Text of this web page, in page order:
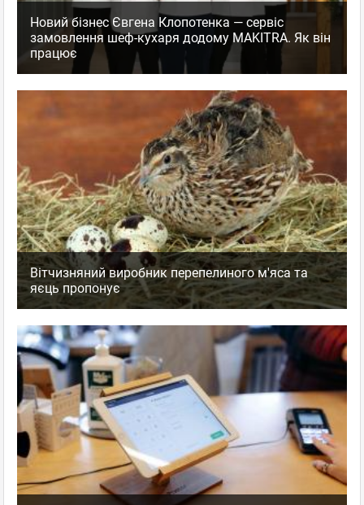
Новий бізнес Євгена Клопотенка — сервіс
замовлення шеф-кухаря додому MAKITRA. Як він
працює
Вітчизняний виробник перепелиного м'яса та
яєць пропонує